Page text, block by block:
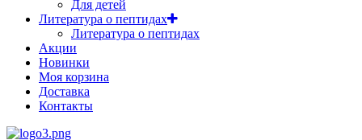
Для детей
Литература о пептидах
Литература о пептидах
Акции
Новинки
Моя корзина
Доставка
Контакты